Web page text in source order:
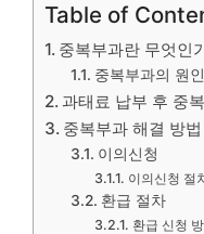
Table of
중복부과란 무엇인
중복부과의 원인
과태료 납부 후 중
중복부과 해결 방법
이의신청
이의신청 절
환급 절차
환급 신청